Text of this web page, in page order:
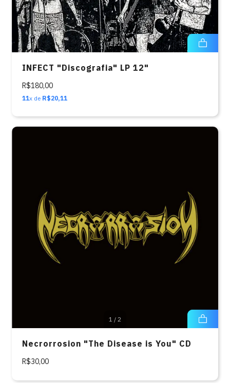
1/2
INFECT "Discografia" LP 12"
R$180,00
11x de R$20,11
1 / 2
Necrorrosion "The Disease is You" CD
R$30,00